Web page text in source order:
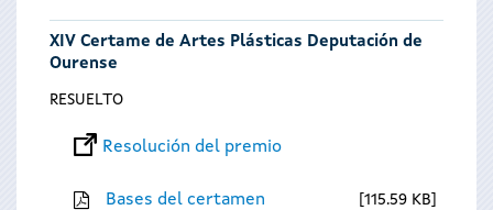
XIV Certame de Artes Plásticas Deputación de
Ourense
RESUELTO
Resolución del premio
Bases del certamen 115.59 KB